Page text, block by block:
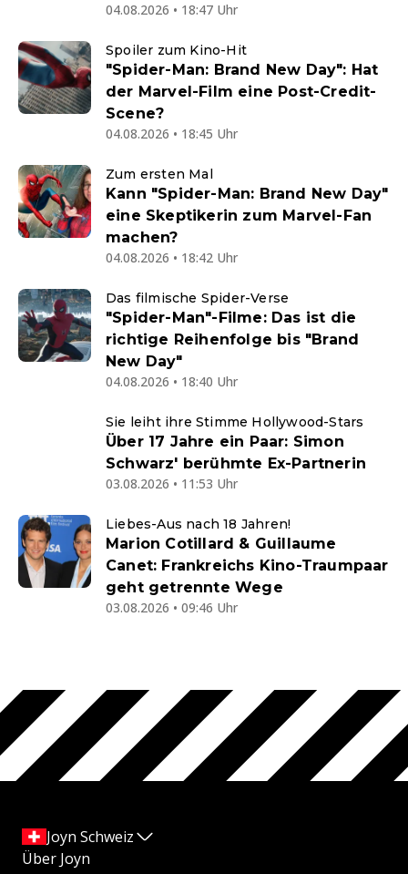
04.08.2026 • 18:47 Uhr
Spoiler zum Kino-Hit
"Spider-Man: Brand New Day": Hat
der Marvel-Film eine Post-Credit-
Scene?
04.08.2026 • 18:45 Uhr
Zum ersten Mal
Kann "Spider-Man: Brand New Day"
eine Skeptikerin zum Marvel-Fan
machen?
04.08.2026 • 18:42 Uhr
Das filmische Spider-Verse
"Spider-Man"-Filme: Das ist die
richtige Reihenfolge bis "Brand
New Day"
04.08.2026 • 18:40 Uhr
Sie leiht ihre Stimme Hollywood-Stars
Über 17 Jahre ein Paar: Simon
Schwarz' berühmte Ex-Partnerin
03.08.2026 • 11:53 Uhr
Liebes-Aus nach 18 Jahren!
Marion Cotillard & Guillaume
Canet: Frankreichs Kino-Traumpaar
geht getrennte Wege
03.08.2026 • 09:46 Uhr
Joyn Schweiz
Über Joyn